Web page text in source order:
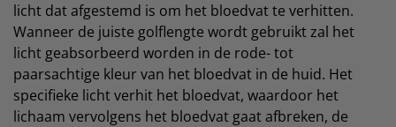
licht dat afgestemd is om het bloedvat te verhitten.
Wanneer de juiste golflengte wordt gebruikt zal het
licht geabsorbeerd worden in de rode- tot
paarsachtige kleur van het bloedvat in de huid. Het
specifieke licht verhit het bloedvat, waardoor het
lichaam vervolgens het bloedvat gaat afbreken, de